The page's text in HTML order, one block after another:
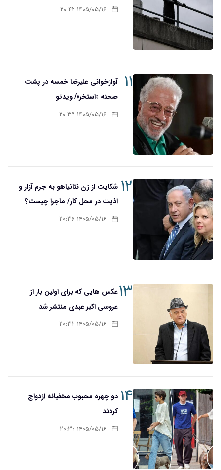
۱۴۰۵/۰۵/۱۶ ۲۰:۴۲
۱۱
آوازخوانی علیرضا خمسه در پشت
صحنه «استخر»/ ویدئو
۱۴۰۵/۰۵/۱۶ ۲۰:۳۹
۱۲ شکایت از زن نتانیاهو به جرم آزار و
اذیت در محل کار/ ماجرا چیست؟
۱۴۰۵/۰۵/۱۶ ۲۰:۳۶
۱۳عکس هایی که برای اولین بار از
عروسی اکبر عبدی منتشر شد
۱۴۰۵/۰۵/۱۶ ۲۰:۳۲
۱۴ دو چهره محبوب مخفیانه ازدواج
کردند
۱۴۰۵/۰۵/۱۶ ۲۰:۳۰